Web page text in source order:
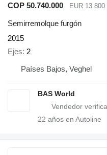
COP 50.740.000 EUR 13.800
Semirremolque furgón
2015
Ejes 2
Países Bajos, Veghel
BAS World
22 años en Autoline